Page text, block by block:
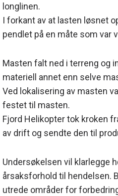
longlinen.
I forkant av at lasten løsnet
pendlet på en måte som var
Masten falt ned i terreng og
materiell annet enn selve
Ved lokalisering av masten
festet til masten.
Fjord Helikopter tok kroken
av drift og sendte den til
Undersøkelsen vil klarlegge
årsaksforhold til hendelsen.
utrede områder for